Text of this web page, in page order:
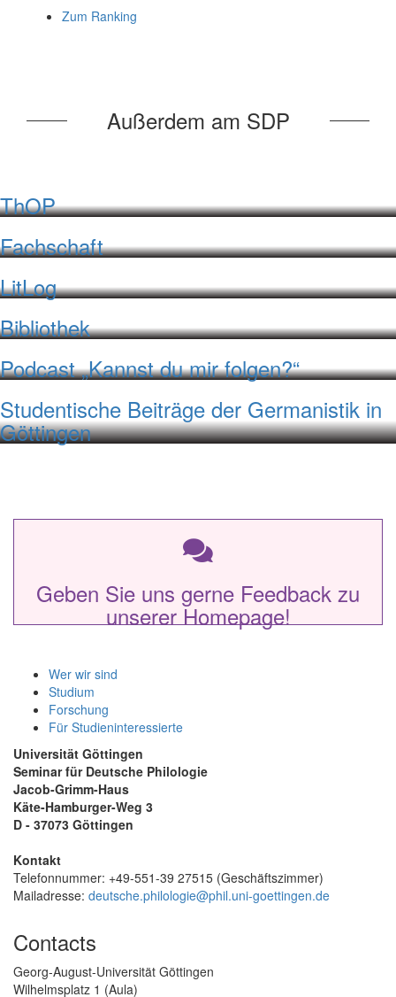
Zum Ranking
Außerdem am SDP
ThOP
Fachschaft
LitLog
Bibliothek
Podcast „Kannst du mir folgen?“
Studentische Beiträge der Germanistik in
Göttingen
Geben Sie uns gerne Feedback zu
unserer Homepage!
Wer wir sind
Studium
Forschung
Für Studieninteressierte
Universität Göttingen
Seminar für Deutsche Philologie
Jacob-Grimm-Haus
Käte-Hamburger-Weg 3
D - 37073 Göttingen
Kontakt
Telefonnummer: +49-551-39 27515 (Geschäftszimmer)
Mailadresse: deutsche.philologie@phil.uni-goettingen.de
Contacts
Georg-August-Universität Göttingen
Wilhelmsplatz 1 (Aula)